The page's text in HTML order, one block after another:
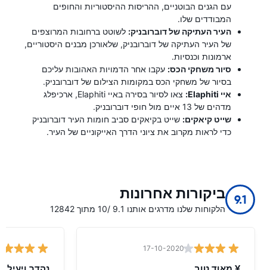
עם הגנים הבוטניים, ההריסות ההיסטוריות והחופים
המבודדים שלו.
העיר העתיקה של דוברובניק: לשוטט ברחובות המרוצפים
של העיר העתיקה של דוברובניק, שלאורכן מבנים היסטוריים,
ארמונות וכנסיות.
סיור משחקי הכס: עקבו אחר הדמויות האהובות עליכם
בסיור של משחקי הכס במקומות הצילום של דוברובניק.
איי Elaphiti:
צאו לסיור בסירה באיי Elaphiti, ארכיפלג
מדהים של 13 איים מול חופי דוברובניק.
שייט קיאקים: שייט בקיאקים סביב חומות העיר דוברובניק
כדי לראות מקרוב את ציוני הדרך האייקוניים של העיר.
9.1 ביקורות אחרונות
הלקוחות שלנו מדרגים אותנו 9.1 /10 מתוך 12842
17-10-2020